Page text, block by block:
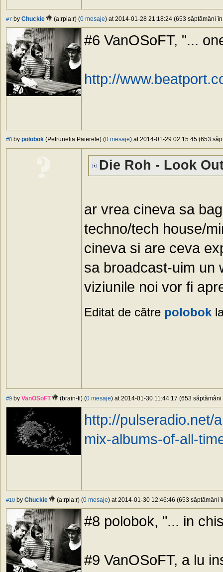
#7 by Chuckie (a:rpia:r) (0 mesaje) at 2014-01-28 21:18:24 (653 săptămâni
#6 VanOSoFT, "...
http://
#8 by polobok (Petrunelia Paierele) (0 mesaje) at 2014-01-29 02:15:45 (653
Die Roh - Look
ar vrea cineva sa
techno/tech house/
cineva si are ceva
sa broadcast-uim un
viziunile noi vor fi
Editat de către polobok
#9 by VanOSoFT (brain-fi) (0 mesaje) at 2014-01-30 11:44:17 (653 săptămâni
http://pulseradio.net/
mix-albums-of-all-
#10 by Chuckie (a:rpia:r) (0 mesaje) at 2014-01-30 12:46:46 (653 săptămâni
#8 polobok, "... in
#9 VanOSoFT, a lu